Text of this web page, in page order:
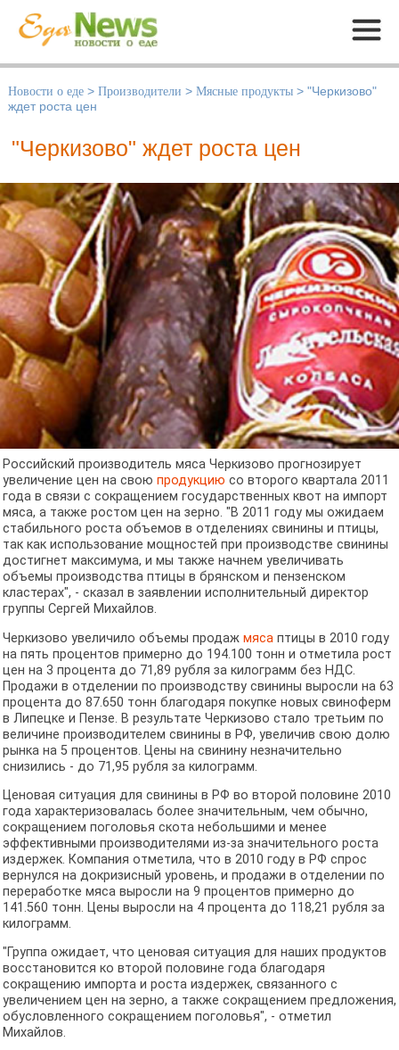
Меню
Новости о еде > Производители > Мясные продукты > "Черкизово"
ждет роста цен
"Черкизово" ждет роста цен
Российский производитель мяса Черкизово прогнозирует
увеличение цен на свою продукцию со второго квартала 2011
года в связи с сокращением государственных квот на импорт
мяса, а также ростом цен на зерно. "В 2011 году мы ожидаем
стабильного роста объемов в отделениях свинины и птицы,
так как использование мощностей при производстве свинины
достигнет максимума, и мы также начнем увеличивать
объемы производства птицы в брянском и пензенском
кластерах", - сказал в заявлении исполнительный директор
группы Сергей Михайлов.
Черкизово увеличило объемы продаж мясаптицы в 2010 году
на пять процентов примерно до 194.100 тонн и отметила рост
цен на 3 процента до 71,89 рубля за килограмм без НДС.
Продажи в отделении по производству свинины выросли на 63
процента до 87.650 тонн благодаря покупке новых свиноферм
в Липецке и Пензе. В результате Черкизово стало третьим по
величине производителем свинины в РФ, увеличив свою долю
рынка на 5 процентов. Цены на свинину незначительно
снизились - до 71,95 рубля за килограмм.
Ценовая ситуация для свинины в РФ во второй половине 2010
года характеризовалась более значительным, чем обычно,
сокращением поголовья скота небольшими и менее
эффективными производителями из-за значительного роста
издержек. Компания отметила, что в 2010 году в РФ спрос
вернулся на докризисный уровень, и продажи в отделении по
переработке мяса выросли на 9 процентов примерно до
141.560 тонн. Цены выросли на 4 процента до 118,21 рубля за
килограмм.
"Группа ожидает, что ценовая ситуация для наших продуктов
восстановится ко второй половине года благодаря
сокращению импорта и роста издержек, связанного с
увеличением цен на зерно, а также сокращением предложения,
обусловленного сокращением поголовья", - отметил
Михайлов.